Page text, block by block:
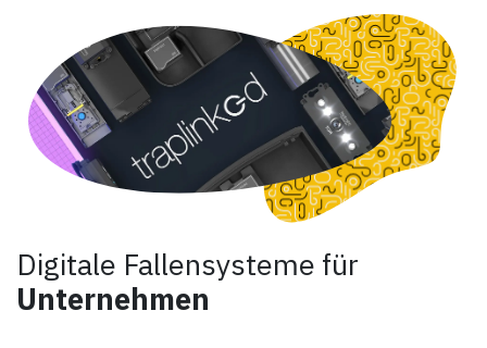
Digitale Fallensysteme für
Unternehmen